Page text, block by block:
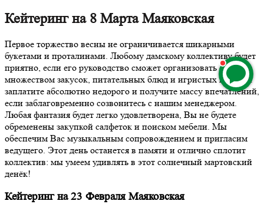
Кейтеринг на 8 Марта Маяковская
Первое торжество весны не ограничивается шикарными
букетами и проталинами. Любому дамскому коллективу будет
приятно, если его руководство сможет организовать стол с
множеством закусок, питательных блюд и игристых вин. Вы
заплатите абсолютно недорого и получите массу впечатлений,
если заблаговременно созвонитесь с нашим менеджером.
Любая фантазия будет легко удовлетворена, Вы не будете
обременены закупкой салфеток и поиском мебели. Мы
обеспечим Вас музыкальным сопровождением и пригласим
ведущего. Этот день останется в памяти и отлично сплотит
коллектив: мы умеем удивлять в этот солнечный мартовский
денёк!
Кейтеринг на 23 Февраля Маяковская